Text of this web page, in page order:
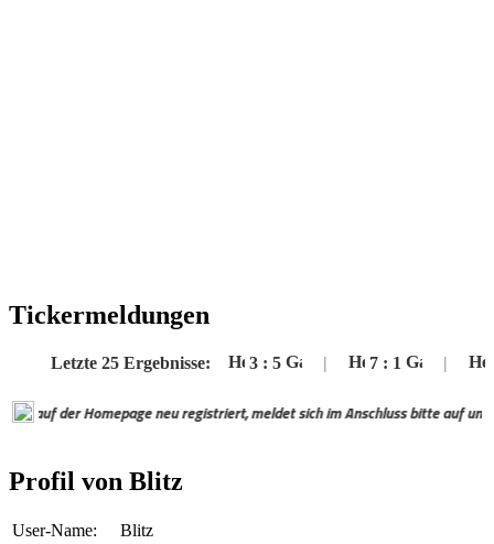
Tickermeldungen
Letzte 25 Ergebnisse: 3:5 7:1 1:
der Homepage neu registriert, meldet sich im Anschluss bitte auf
Profil von Blitz
User-Name:
Blitz